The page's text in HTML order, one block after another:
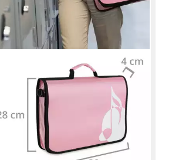
CLASSIC CANTABILE
Schultertasche Notentasche - Tasche
für Musikunterricht, Musikalische
Früherziehung
22,89 €
lieferbar - in 2-3 Werktagen bei dir